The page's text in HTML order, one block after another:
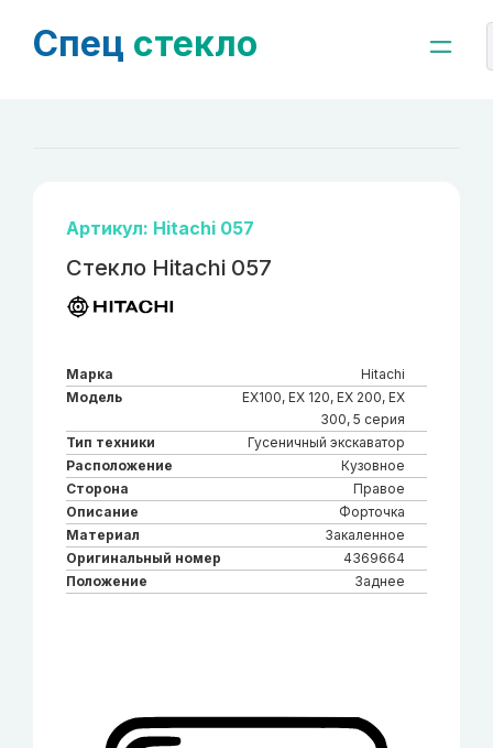
Спец стекло
Артикул: Hitachi 057
Стекло Hitachi 057
Марка
Hitachi
Модель
EX100, EX 120, EX 200, EX
300, 5 серия
Тип техники
Гусеничный экскаватор
Расположение
Кузовное
Сторона
Правое
Описание
Форточка
Материал
Закаленное
Оригинальный номер
4369664
Положение
Заднее